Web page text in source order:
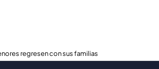
regresen con sus familias